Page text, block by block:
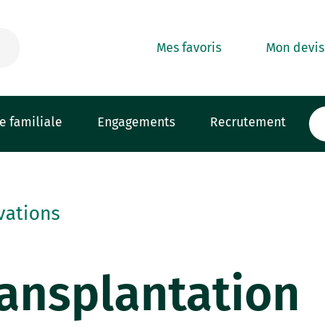
Mes favoris Mon devis
familiale Engagements Recrutement